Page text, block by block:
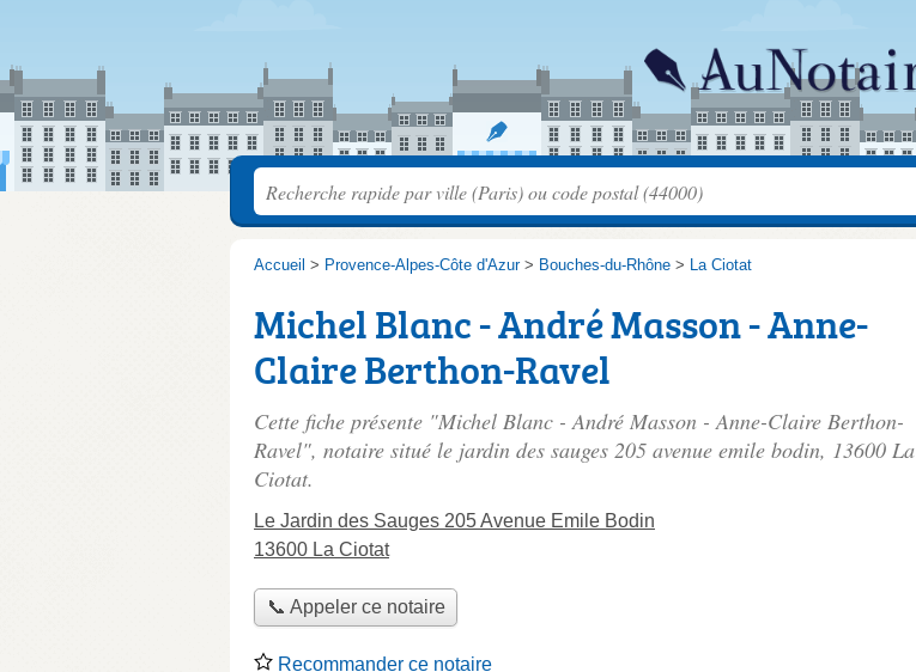
Accueil > Provence-Alpes-Côte d'Azur> Bouches-du-Rhône > La Ciotat
Michel Blanc - André Masson - Anne-
Claire Berthon-Ravel
Cette fiche présente "Michel Blanc - André Masson - Anne-Claire Berthon-
Ravel", notaire situé le jardin des sauges 205 avenue emile bodin, 13600 La
Ciotat.
Le Jardin des Sauges 205 Avenue Emile Bodin
13600 La Ciotat
📞 Appeler ce notaire
Recommander ce notaire